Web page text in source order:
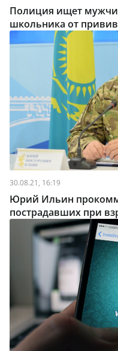
Полиция ищет
школьника от
30.08.21, 16:19
Юрий Ильин
пострадавших при